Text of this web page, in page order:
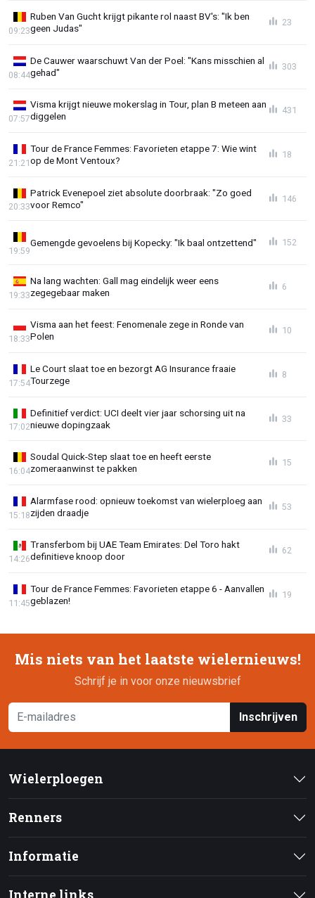
Ruben Van Gucht krijgt pikante rol naast BV's: "Ik ben
geen Judas"
09:23
23
De Cauwer waarschuwt Van der Poel: "Kans misschien al
gehad"
08:44
303
Visma krijgt nieuwe mokerslag in Tour, plan B meteen aan
diggelen
07:57
431
Tour de France Femmes: Favorieten etappe 7: Wie wint
op de Mont Ventoux?
21:21
18
Patrick Evenepoel ziet absolute doorbraak: "Zo goed
voor Remco"
20:33
146
Gemengde gevoelens bij Kopecky: "Ik baal ontzettend"
19:59
152
Na lang wachten: Gall mag eindelijk weer eens
zegegebaar maken
19:33
6
Visma aan het feest: Fenomenale zege in Ronde van
Polen
18:33
10
Le Court slaat toe en bezorgt AG Insurance fraaie
Tourzege
17:54
8
Definitief verdict: UCI deelt vier jaar schorsing uit na
nieuwe dopingzaak
17:02
33
Soudal Quick-Step slaat toe en heeft eerste
zomeraanwinst te pakken
16:04
15
Alarmfase rood: opnieuw toekomst van wielerploeg aan
zijden draadje
15:18
53
Transferbom bij UAE Team Emirates: Del Toro hakt
definitieve knoop door
14:26
62
Tour de France Femmes: Favorieten etappe 6 - Aanvallen
geblazen!
11:45
19
Mis niets van het laatste wielernieuws!
Schrijf je in voor onze nieuwsbrief
Inschrijven
Wielerploegen
Renners
Informatie
Interne links